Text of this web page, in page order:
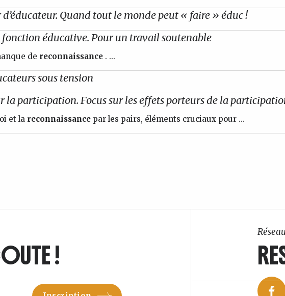
Quand tout le monde peut « faire » éduc !
fonction éducative. Pour un travail soutenable
de reconnaissance . ...
sous tension
participation. Focus sur les effets porteurs de la
et la reconnaissance par les pairs, éléments cruciaux pour ...
!